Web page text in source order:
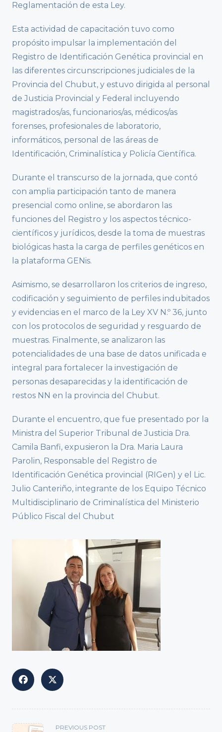
Reglamentación de esta Ley.
Esta actividad de capacitación tuvo como
propósito impulsar la implementación del
Registro de Identificación Genética provincial en
las diferentes circunscripciones judiciales de la
Provincia del Chubut, y estuvo dirigida al personal
de Justicia Provincial y Federal incluyendo
magistrados/as, funcionarios/as, médicos/as
forenses, profesionales de laboratorio,
informáticos, personal de las áreas de
Identificación, Criminalística y Policía Científica.
Durante el transcurso de la jornada, que contó
con amplia participación tanto de manera
presencial como online, se abordaron las
funciones del Registro y los aspectos técnico-
científicos y jurídicos, desde la toma de muestras
biológicas hasta la carga de perfiles genéticos en
la plataforma GENis.
Asimismo, se desarrollaron los criterios de ingreso,
codificación y seguimiento de perfiles indubitados
y evidencias en el marco de la Ley XV N.º 36, junto
con los protocolos de seguridad y resguardo de
muestras. Finalmente, se analizaron las
potencialidades de una base de datos unificada e
integral para fortalecer la investigación de
personas desaparecidas y la identificación de
restos NN en la provincia del Chubut.
Durante el encuentro, que fue presentado por la
Ministra del Superior Tribunal de Justicia Dra.
Camila Banfi, expusieron la Dra. Maria Laura
Parolin, Responsable del Registro de
Identificación Genética provincial (RIGen) y el Lic.
Julio Canteriño, integrante de los Equipo Técnico
Multidisciplinario de Criminalística del Ministerio
Público Fiscal del Chubut
<span PREVIOUS POST